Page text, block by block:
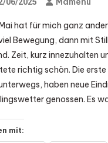
hat für mich ganz
Bewegung, dann mit
Zeit, kurz innezuhalten
richtig schön. Die
haben neue
genossen. Es
mit: